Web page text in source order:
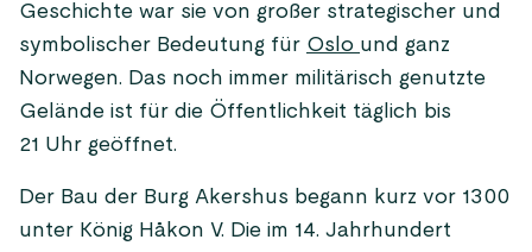
Geschichte war sie von großer strategischer und
symbolischer Bedeutung für Oslo und ganz
Norwegen. Das noch immer militärisch genutzte
Gelände ist für die Öffentlichkeit täglich bis
21 Uhr geöffnet.
Der Bau der Burg Akershus begann kurz vor 1300
unter König Håkon V. Die im 14. Jahrhundert